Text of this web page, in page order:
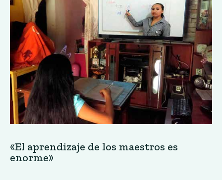
«El aprendizaje de los maestros es
enorme»